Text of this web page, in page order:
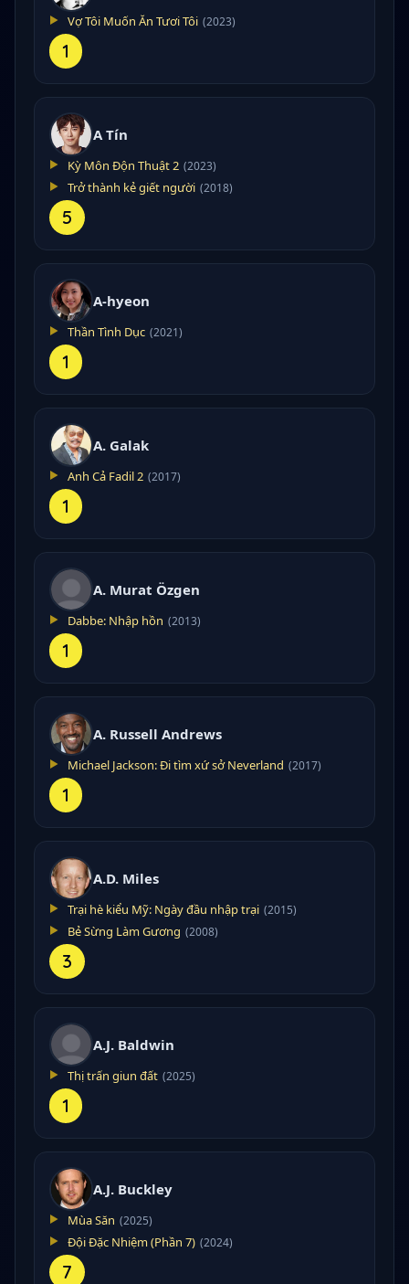
Vợ Tôi Muốn Ăn Tươi Tôi (2023)
1
A Tín
Kỳ Môn Độn Thuật 2 (2023)
Trở thành kẻ giết người (2018)
5
A-hyeon
Thần Tình Dục (2021)
1
A. Galak
Anh Cả Fadil 2 (2017)
1
A. Murat Özgen
Dabbe: Nhập hồn (2013)
1
A. Russell Andrews
Michael Jackson: Đi tìm xứ sở Neverland (2017)
1
A.D. Miles
Trại hè kiểu Mỹ: Ngày đầu nhập trại (2015)
Bẻ Sừng Làm Gương (2008)
3
A.J. Baldwin
Thị trấn giun đất (2025)
1
A.J. Buckley
Mùa Săn (2025)
Đội Đặc Nhiệm (Phần 7) (2024)
7